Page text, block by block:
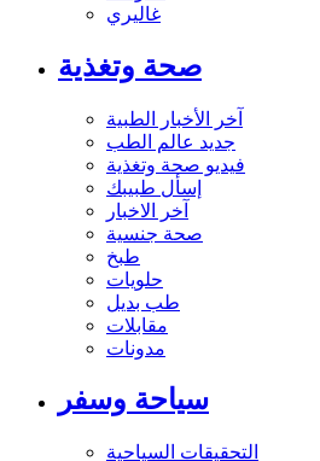
غاليري
صحة وتغذية
آخر الأخبار الطبية
جديد عالم الطب
فيديو صحة وتغذية
إسأل طبيبك
آخر الاخبار
صحة جنسية
طبخ
حلويات
طب بديل
مقابلات
مدونات
سياحة وسفر
التحقيقات السياحية